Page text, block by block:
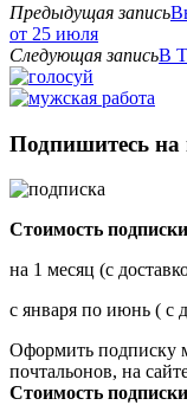
Предыдущая запись
от 25 июля
Следующая записьВ
Подпишитесь на
Стоимость
на 1 месяц (с
с января по июнь ( с
Оформить подписку
почтальонов, на
Стоимость